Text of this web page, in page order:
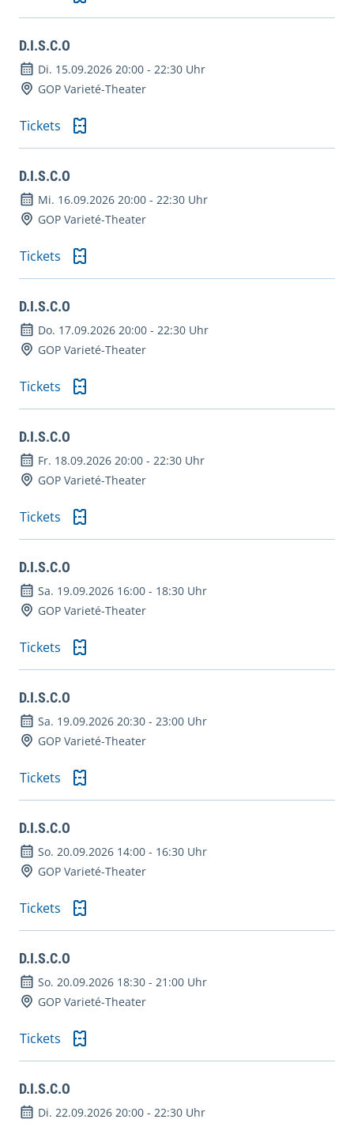
D.I.S.C.O
Di. 15.09.2026 20:00 - 22:30 Uhr
GOP Varieté-Theater
Tickets
D.I.S.C.O
Mi. 16.09.2026 20:00 - 22:30 Uhr
GOP Varieté-Theater
Tickets
D.I.S.C.O
Do. 17.09.2026 20:00 - 22:30 Uhr
GOP Varieté-Theater
Tickets
D.I.S.C.O
Fr. 18.09.2026 20:00 - 22:30 Uhr
GOP Varieté-Theater
Tickets
D.I.S.C.O
Sa. 19.09.2026 16:00 - 18:30 Uhr
GOP Varieté-Theater
Tickets
D.I.S.C.O
Sa. 19.09.2026 20:30 - 23:00 Uhr
GOP Varieté-Theater
Tickets
D.I.S.C.O
So. 20.09.2026 14:00 - 16:30 Uhr
GOP Varieté-Theater
Tickets
D.I.S.C.O
So. 20.09.2026 18:30 - 21:00 Uhr
GOP Varieté-Theater
Tickets
D.I.S.C.O
Di. 22.09.2026 20:00 - 22:30 Uhr